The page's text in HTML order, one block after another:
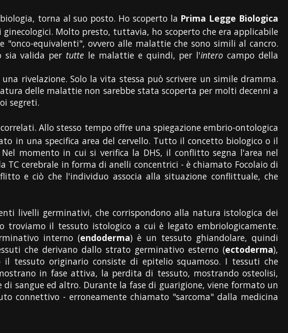
torna al suo posto. Ho scoperto la Prima Legge Biologica
Molto presto, tuttavia, ho scoperto che era applicabile
equivalenti", ovvero alle malattie che sono simili al cancro.
sia valida per tutte le malattie e quindi, per l'intero campo della
rivelazione. Solo la vita stessa può scrivere un simile dramma.
delle malattie non sarebbe stata scoperta per molti decenni a
segreti.
Allo stesso tempo offre una spiegazione embrio-ontologica
in una specifica area del cervello. Tutto il concetto biologico o il
momento in cui si verifica la DHS, il conflitto segna l'area nel
cerebrale in forma di anelli concentrici - è chiamato Focolaio di
e ciò che l'individuo associa alla situazione conflittuale, che
livelli germinativi, che corrispondono alla natura istologica dei
il tessuto istologico a cui è legato embriologicamente.
interno (endoderma) è un tessuto ghiandolare, quindi
che derivano dallo strato germinativo esterno (ectoderma),
tessuto originario consiste di epitelio squamoso. I tessuti che
in fase attiva, la perdita di tessuto, mostrando osteolisi,
sangue ed altro. Durante la fase di guarigione, viene formato un
connettivo - erroneamente chiamato "sarcoma" dalla medicina